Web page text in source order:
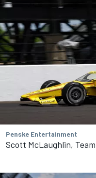
Penske Entertainment
Scott McLaughlin,